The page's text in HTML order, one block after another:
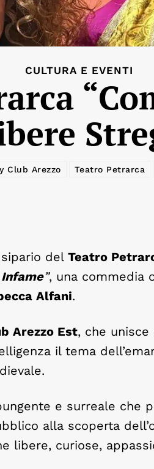
CULTURA E EVENTI
Club Arezzo Teatro Petrarca
sipario del Teatro
”, una commedia
Alfani.
Arezzo Est, che
il tema
e surreale che
alla scoperta
libere, curiose,